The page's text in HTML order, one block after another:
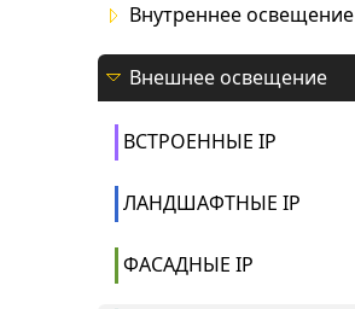
Внутреннее освещение
Внешнее освещение
ВСТРОЕННЫЕ IP
ЛАНДШАФТНЫЕ IP
ФАСАДНЫЕ IP